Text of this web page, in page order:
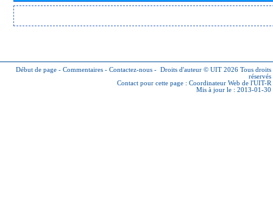
Début de page - Commentaires - Contactez-nous - Droits d'auteur © UIT 2026 Tous droits
réservés
Contact pour cette page : Coordinateur Web de l'UIT-R
Mis à jour le : 2013-01-30